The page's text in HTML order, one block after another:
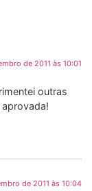
de 2011 às 10:01
outras
de 2011 às 10:04